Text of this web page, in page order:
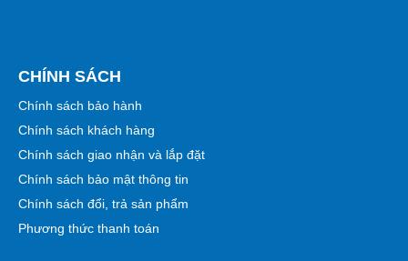
CHÍNH SÁCH
Chính sách bảo hành
Chính sách khách hàng
Chính sách giao nhận và lắp đặt
Chính sách bảo mật thông tin
Chính sách đổi, trả sản phẩm
Phương thức thanh toán